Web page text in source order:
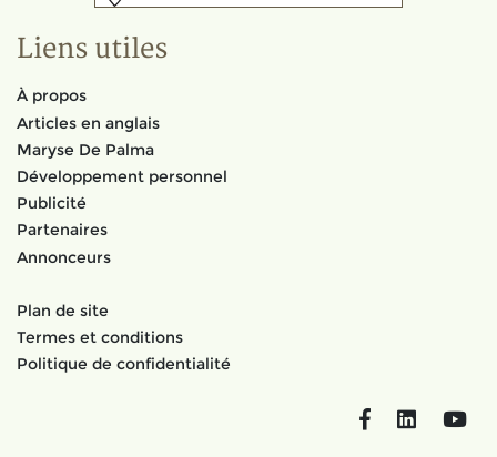
Liens utiles
À propos
Articles en anglais
Maryse De Palma
Développement personnel
Publicité
Partenaires
Annonceurs
Plan de site
Termes et conditions
Politique de confidentialité
FacebookLinkedIn